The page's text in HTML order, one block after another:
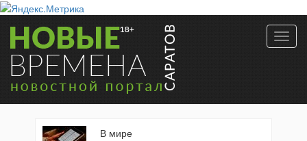
В мире